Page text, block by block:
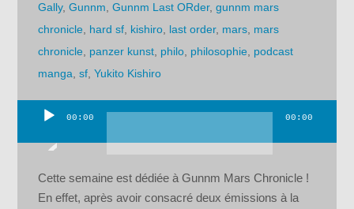
Gally,Gunnm ,Gunnm Last ORder,gunnm mars
chronicle hard sf kishiro last order, mars mars
chronicle panzer kunst philo philosophie podcast
manga ,sf ,Yukito Kishiro
00:00 00:00
Cette semaine est dédiée à Gunnm Mars Chronicle !
En effet, après avoir consacré deux émissions à la